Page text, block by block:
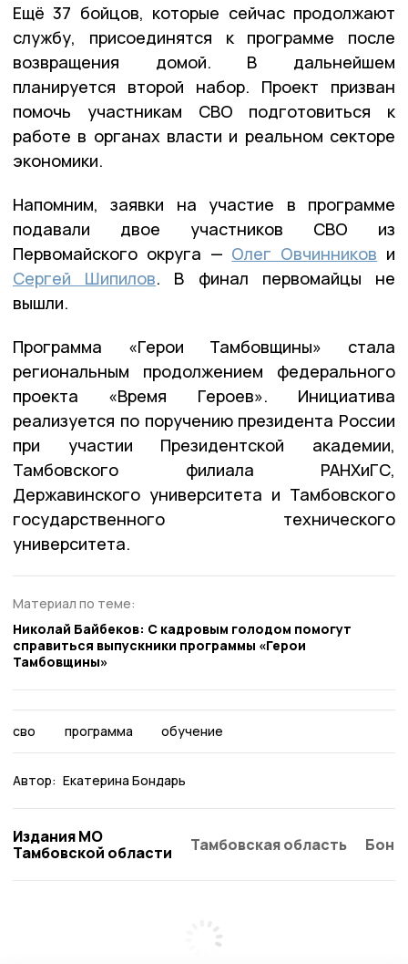
Ещё 37 бойцов, которые сейчас продолжают
службу, присоединятся к программе после
возвращения домой. В дальнейшем
планируется второй набор. Проект призван
помочь участникам СВО подготовиться к
работе в органах власти и реальном секторе
экономики.
Напомним, заявки на участие в программе
подавали двое участников СВО из
Первомайского округа — Олег Овчинников и
Сергей Шипилов. В финал первомайцы не
вышли.
Программа «Герои Тамбовщины» стала
региональным продолжением федерального
проекта «Время Героев». Инициатива
реализуется по поручению президента России
при участии Президентской академии,
Тамбовского филиала РАНХиГС,
Державинского университета и Тамбовского
государственного технического
университета.
Материал по теме:
Николай Байбеков: С кадровым голодом помогут
справиться выпускники программы «Герои
Тамбовщины»
сво программа обучение
Автор: Екатерина Бондарь
Издания МО
Тамбовской области
Тамбовская область